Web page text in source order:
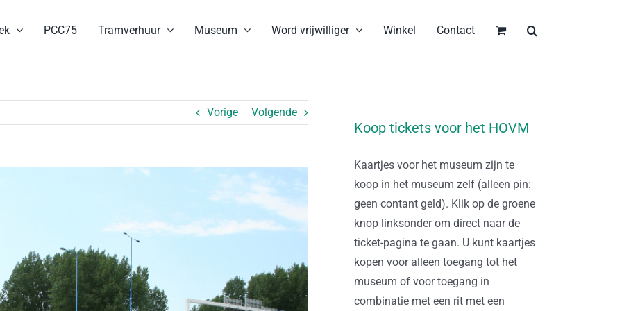
PCC75 Tramverhuur Museum Word vrijwilliger Winkel Contact
Vorige Volgende
Koop tickets voor het HOVM
Kaartjes voor het museum zijn te
koop in het museum zelf (alleen pin:
geen contant geld). Klik op de groene
knop linksonder om direct naar de
ticket-pagina te gaan. U kunt kaartjes
kopen voor alleen toegang tot het
museum of voor toegang in
combinatie met een rit met een